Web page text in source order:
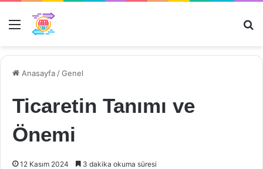
Menü
Anasayfa /Genel
Ticaretin Tanımı ve
Önemi
12 Kasım 2024 3 dakika okuma süresi